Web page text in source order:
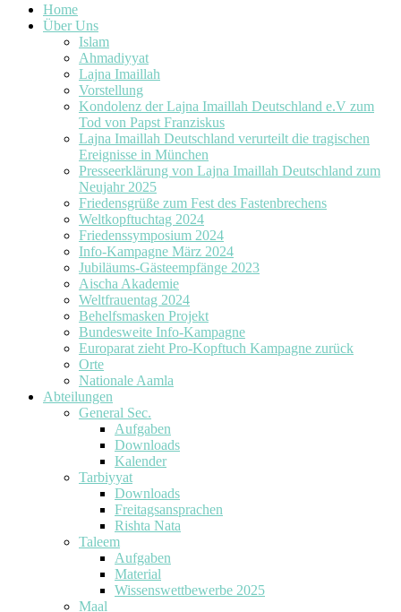
Home
Über Uns
Islam
Ahmadiyyat
Lajna Imaillah
Vorstellung
Kondolenz der Lajna Imaillah Deutschland e.V zum
Tod von Papst Franziskus
Lajna Imaillah Deutschland verurteilt die tragischen
Ereignisse in München
Presseerklärung von Lajna Imaillah Deutschland zum
Neujahr 2025
Friedensgrüße zum Fest des Fastenbrechens
Weltkopftuchtag 2024
Friedenssymposium 2024
Info-Kampagne März 2024
Jubiläums-Gästeempfänge 2023
Aischa Akademie
Weltfrauentag 2024
Behelfsmasken Projekt
Bundesweite Info-Kampagne
Europarat zieht Pro-Kopftuch Kampagne zurück
Orte
Nationale Aamla
Abteilungen
General Sec.
Aufgaben
Downloads
Kalender
Tarbiyyat
Downloads
Freitagsansprachen
Rishta Nata
Taleem
Aufgaben
Material
Wissenswettbewerbe 2025
Maal